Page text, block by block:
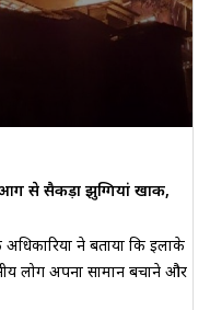
आग से सैकड़ों झुग्गियां खाक,
ने बताया कि इलाके
लोग अपना सामान बचाने और